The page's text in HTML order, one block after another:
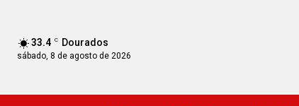
33.4 C Dourados
sábado, 8 de agosto de 2026